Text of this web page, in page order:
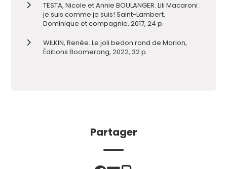
TESTA, Nicole et Annie BOULANGER. Lili Macaroni :
je suis comme je suis! Saint-Lambert,
Dominique et compagnie, 2017, 24 p.
WILKIN, Renée. Le joli bedon rond de Marion,
Éditions Boomerang, 2022, 32 p.
Partager